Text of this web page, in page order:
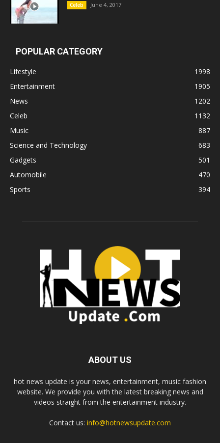
Celeb June 4, 2017
POPULAR CATEGORY
Lifestyle
1998
Entertainment
1905
News
1202
Celeb
1132
Music
887
Science and Technology
683
Gadgets
501
Automobile
470
Sports
394
ABOUT US
hot news update is your news, entertainment, music fashion
website. We provide you with the latest breaking news and
videos straight from the entertainment industry.
Contact us: info@hotnewsupdate.com